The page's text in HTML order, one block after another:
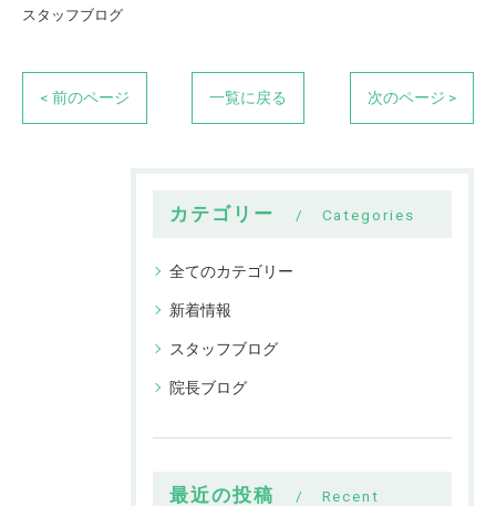
スタッフブログ
< 前のページ 一覧に戻る 次のページ >
カテゴリー Categories
全てのカテゴリー
新着情報
スタッフブログ
院長ブログ
最近の投稿
Recent